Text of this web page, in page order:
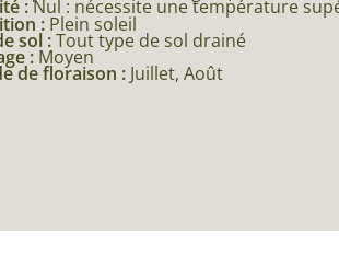
:Nul : nécessite une température
: Plein soleil
sol :Tout type de sol drainé
: Moyen
de floraison : Juillet, Août